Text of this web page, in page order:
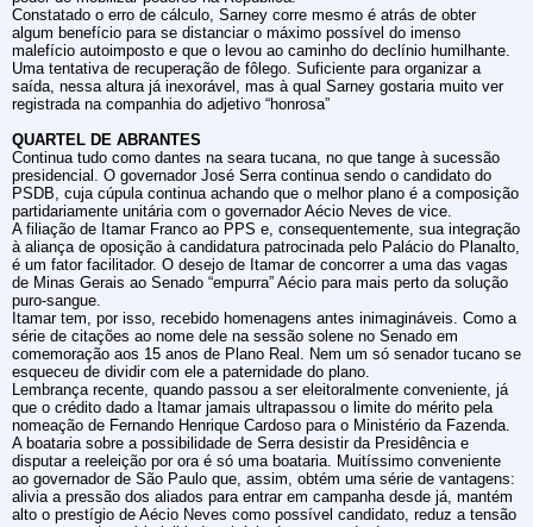
Constatado o erro de cálculo, Sarney corre mesmo é atrás de obter
algum benefício para se distanciar o máximo possível do imenso
malefício autoimposto e que o levou ao caminho do declínio humilhante.
Uma tentativa de recuperação de fôlego. Suficiente para organizar a
saída, nessa altura já inexorável, mas à qual Sarney gostaria muito ver
registrada na companhia do adjetivo “honrosa”
QUARTEL DE ABRANTES
Continua tudo como dantes na seara tucana, no que tange à sucessão
presidencial. O governador José Serra continua sendo o candidato do
PSDB, cuja cúpula continua achando que o melhor plano é a composição
partidariamente unitária com o governador Aécio Neves de vice.
A filiação de Itamar Franco ao PPS e, consequentemente, sua integração
à aliança de oposição à candidatura patrocinada pelo Palácio do Planalto,
é um fator facilitador. O desejo de Itamar de concorrer a uma das vagas
de Minas Gerais ao Senado “empurra” Aécio para mais perto da solução
puro-sangue.
Itamar tem, por isso, recebido homenagens antes inimagináveis. Como a
série de citações ao nome dele na sessão solene no Senado em
comemoração aos 15 anos de Plano Real. Nem um só senador tucano se
esqueceu de dividir com ele a paternidade do plano.
Lembrança recente, quando passou a ser eleitoralmente conveniente, já
que o crédito dado a Itamar jamais ultrapassou o limite do mérito pela
nomeação de Fernando Henrique Cardoso para o Ministério da Fazenda.
A boataria sobre a possibilidade de Serra desistir da Presidência e
disputar a reeleição por ora é só uma boataria. Muitíssimo conveniente
ao governador de São Paulo que, assim, obtém uma série de vantagens:
alivia a pressão dos aliados para entrar em campanha desde já, mantém
alto o prestígio de Aécio Neves como possível candidato, reduz a tensão